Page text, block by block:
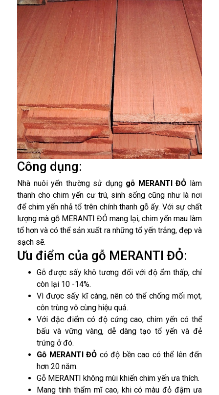
Công dụng:
Nhà nuôi yến thường sử dụng gỗ MERANTI ĐỎ làm
thanh cho chim yến cư trú, sinh sống cũng như là nơi
để chim yến nhả tổ trên chính thanh gỗ ấy. Với sự chất
lượng mà gỗ MERANTI ĐỎ mang lại, chim yến mau làm
tổ hơn và có thể sản xuất ra những tổ yến trắng, đẹp và
sạch sẽ.
Ưu điểm của gỗ MERANTI ĐỎ:
Gỗ được sấy khô tương đối với độ ẩm thấp, chỉ
còn lại 10 -14%.
Vì được sấy kĩ càng, nên có thể chống mối mọt,
côn trùng vô cùng hiệu quả.
Với đặc điểm có độ cứng cao, chim yến có thể
bấu và vững vàng, dễ dàng tạo tổ yến và đẻ
trứng ở đó.
Gỗ MERANTI ĐỎ có độ bền cao có thể lên đến
hơn 20 năm.
Gỗ MERANTI không mùi khiến chim yến ưa thích.
Mang tính thẩm mĩ cao, khi có màu đỏ đậm ưa